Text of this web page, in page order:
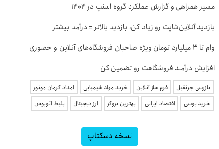
مسیر همراهی و گزارش عملکرد گروه اسنپ در ۱۴۰۴
بازدید آنلاین‌شاپت رو زیاد کن، بازدید بالاتر = درآمد بیشتر
وام تا ۳ میلیارد تومان ویژه صاحبان فروشگاه‌های آنلاین و حضوری
افزایش درآمـد فروشگاهت رو تضمین کن
بازرسی جرثقیل فرم ساز آنلاین خرید مواد شیمیایی
امداد کرمان موتور
خرید یوسی
اقتصاد ایرانی بهترین بروکر ارز دیجیتال بلیط اتوبوس
نسخه دسکتاپ